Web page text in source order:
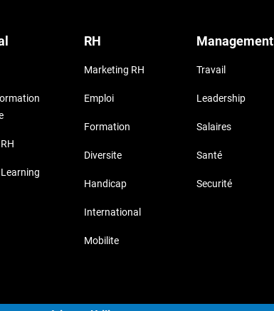
RH
Marketing RH
Emploi
Formation
Diversite
Handicap
International
Mobilite
Management
Travail
Leadership
Salaires
Santé
Securité